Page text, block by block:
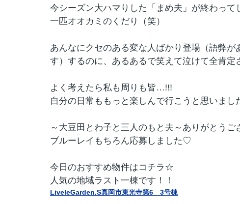
今シーズン大ハマりした「まめ夫」が終わって
一匹オオカミのくだり（笑）
あんなにクセのある変な人ばかり登場（語弊
す）するのに、あるあるで笑えて泣けて全肯
よく考えたら私も周りも皆…!!!
自分の日常ももっと楽しんで行こうと思いまし
～大豆田とわ子と三人のもと夫～ありがとうご
ブルーレイもちろん応募しました♡
今日のおすすめ物件はコチラ☆
人気の地域ラスト一棟です！！
LiveleGarden.S真岡市東光寺第6 3号棟